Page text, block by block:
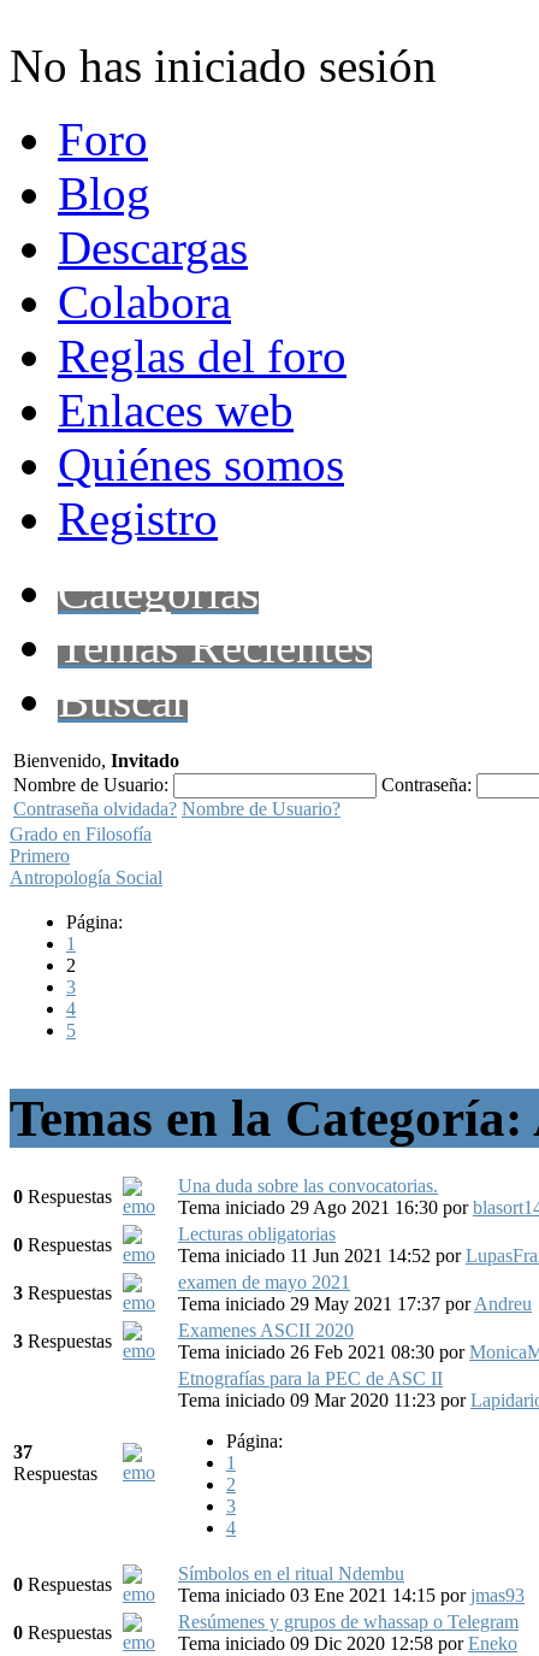
No has iniciado sesión
Foro
Blog
Descargas
Colabora
Reglas del foro
Enlaces web
Quiénes somos
Registro
Categorías
Temas Recientes
Buscar
Bienvenido, Invitado
Nombre de Usuario:
Contraseña:
Contraseña olvidada? Nombre de Usuario?
Grado en Filosofía
Primero
Antropología Social
Página:
1
2
3
4
5
Temas en la
0 Respuestas
Una duda sobre las convocatorias.
Tema iniciado 29 Ago 2021 16:30 por
0 Respuestas
Lecturas obligatorias
Tema iniciado 11 Jun 2021 14:52 por
3 Respuestas
examen de mayo 2021
Tema iniciado 29 May 2021 17:37 porAndreu
3 Respuestas
Examenes ASCII 2020
Tema iniciado 26 Feb 2021 08:30 por
37
Respuestas
Etnografías para la PEC de ASC II
Tema iniciado 09 Mar 2020 11:23 por
Página:
1
2
3
4
0 Respuestas
Símbolos en el ritual Ndembu
Tema iniciado 03 Ene 2021 14:15 porjmas93
0 Respuestas
Resúmenes y grupos de whassap o Telegram
Tema iniciado 09 Dic 2020 12:58 porEneko